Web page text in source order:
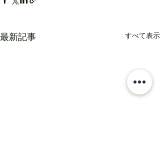
最新記事 すべて表示